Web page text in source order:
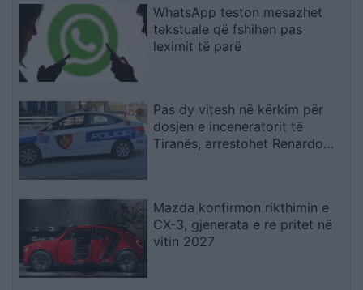
WhatsApp teston mesazhet
tekstuale që fshihen pas
leximit të parë
Pas dy vitesh në kërkim për
dosjen e inceneratorit të
Tiranës, arrestohet Renardo
Mazda konfirmon rikthimin e
CX-3, gjenerata e re pritet në
vitin 2027